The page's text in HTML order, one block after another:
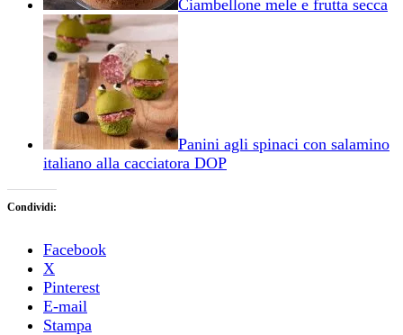
Ciambellone mele e frutta secca
Panini agli spinaci con salamino
italiano alla cacciatora DOP
Condividi:
Facebook
X
Pinterest
E-mail
Stampa